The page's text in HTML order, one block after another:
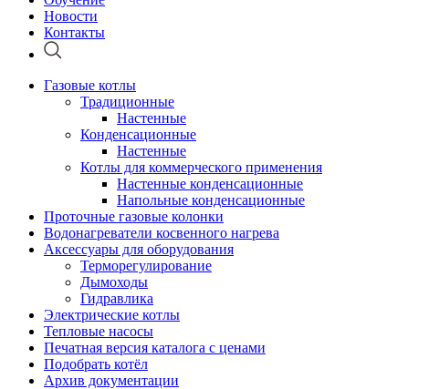
Новости
Контакты
Газовые котлы
Традиционные
Настенные
Конденсационные
Настенные
Котлы для коммерческого применения
Настенные конденсационные
Напольные конденсационные
Проточные газовые колонки
Водонагреватели косвенного нагрева
Аксессуары для оборудования
Терморегулирование
Дымоходы
Гидравлика
Электрические котлы
Тепловые насосы
Печатная версия каталога с ценами
Подобрать котёл
Архив документации